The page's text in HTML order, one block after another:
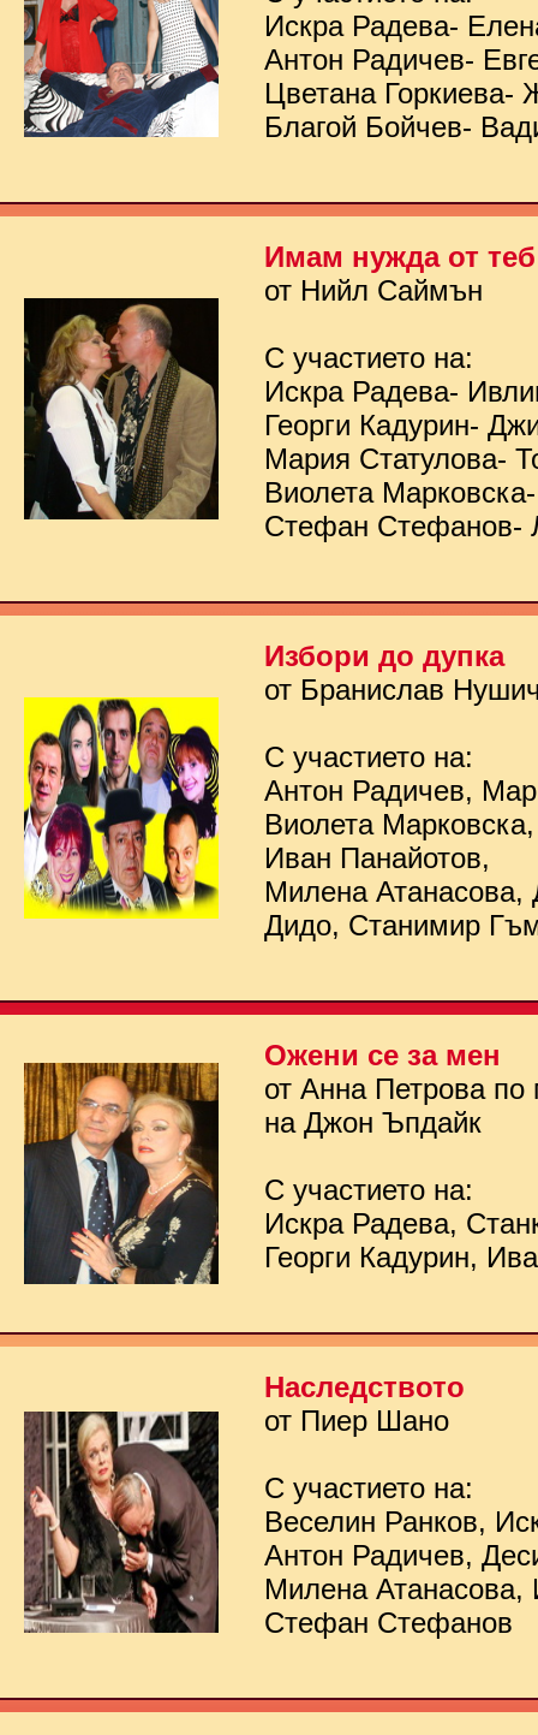
Искра Радева-
Антон Радичев-
Цветана Горкиева-
Благой Бойчев-
Имам нужда от теб
от Нийл Саймън
С участието на:
Искра Радева-
Георги Кадурин-
Мария Статулова-
Виолета
Стефан Стефанов-
Избори до дупка
от Бранислав
С участието на:
Антон Радичев,
Виолета
Иван Панайотов,
Милена Атанасова,
Дидо, Станимир
Ожени се за мен
от Анна Петрова по
на Джон Ъпдайк
С участието на:
Искра Радева,
Георги Кадурин,
Наследството
от Пиер Шано
С участието на:
Веселин Ранков,
Антон Радичев,
Милена Атанасова,
Стефан Стефанов